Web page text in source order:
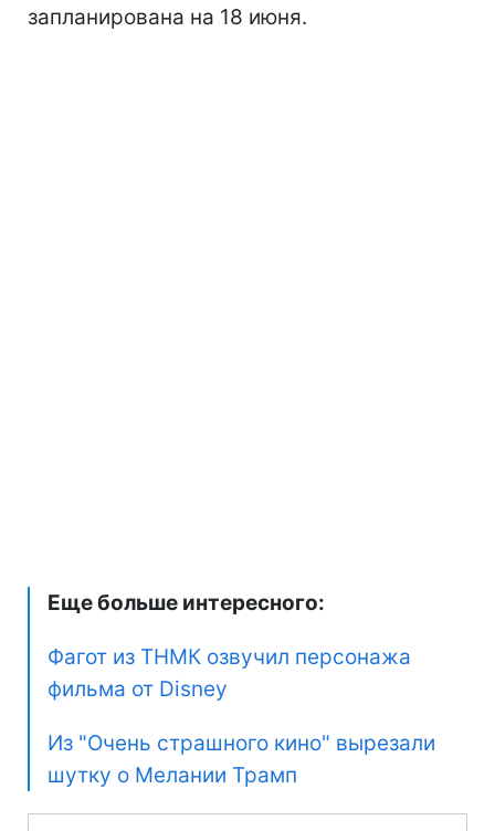
запланирована на 18 июня.
Еще больше интересного:
Фагот из ТНМК озвучил персонажа
фильма от Disney
Из "Очень страшного кино" вырезали
шутку о Мелании Трамп